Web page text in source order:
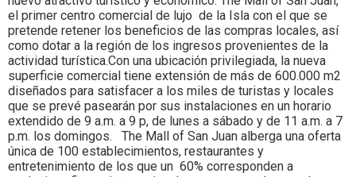
el primer centro comercial de lujo de la Isla con el que se
pretende retener los beneficios de las compras locales, así
como dotar a la región de los ingresos provenientes de la
actividad turística.Con una ubicación privilegiada, la nueva
superficie comercial tiene extensión de más de 600.000 m2
diseñados para satisfacer a los miles de turistas y locales
que se prevé pasearán por sus instalaciones en un horario
extendido de 9 a.m. a 9 p, de lunes a sábado y de 11 a.m. a 7
p.m. los domingos. The Mall of San Juan alberga una oferta
única de 100 establecimientos, restaurantes y
entretenimiento de los que un 60% corresponden a